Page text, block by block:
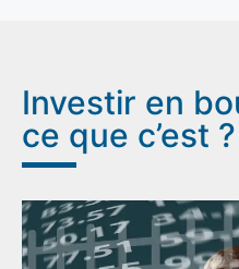
Investir en
ce que c’est ?